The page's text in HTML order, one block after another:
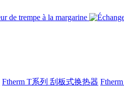
Ftherm T系列 刮板式换热器